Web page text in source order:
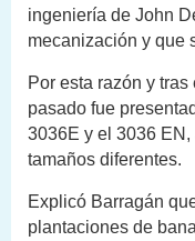
ingeniería de John
mecanización y que
Por esta razón y
pasado fue
3036E y el 3036
tamaños diferentes.
Explicó Barragán
plantaciones de